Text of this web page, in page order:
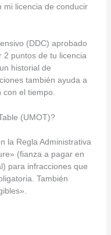
mi licencia de conducir
(DDC) aprobado
2 puntos de tu licencia
historial de
también ayuda a
el tiempo.
(UMOT)?
la Regla Administrativa
(fianza a pagar en
para infracciones que
También